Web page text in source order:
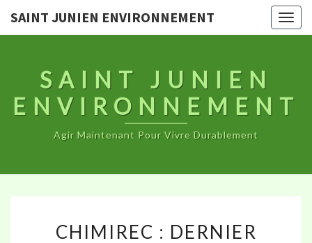
SAINT JUNIEN ENVIRONNEMENT
SAINT JUNIEN
ENVIRONNEMENT
Agir Maintenant Pour Vivre Durablement
CHIMIREC : DERNIER